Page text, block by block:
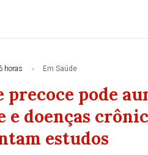
horas Em Saúde
precoce pode
e doenças
estudos